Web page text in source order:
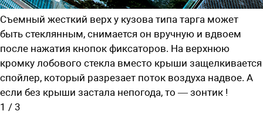
Съемный жесткий верх у кузова типа тарга может
быть стеклянным, снимается он вручную и вдвоем
после нажатия кнопок фиксаторов. На верхнюю
кромку лобового стекла вместо крыши защелкивается
спойлер, который разрезает поток воздуха надвое. А
если без крыши застала непогода, то — зонтик !
1 / 3